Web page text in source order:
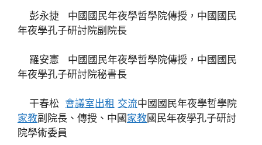
彭永捷 中國國民年夜學哲學院傳授，中國國民
年夜學孔子研討院副院長
羅安憲 中國國民年夜學哲學院傳授，中國國民
年夜學孔子研討院秘書長
干春松 會議室出租 交流中國國民年夜學哲學院
家教副院長、傳授、中國 家教國民年夜學孔子研討
院學術委員